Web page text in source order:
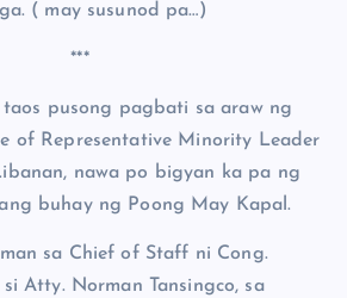
( may susunod pa…)
***
pusong pagbati sa araw ng
of Representative Minority Leader
nawa po bigyan ka pa ng
buhay ng Poong May Kapal.
sa Chief of Staff ni Cong.
Atty. Norman Tansingco, sa